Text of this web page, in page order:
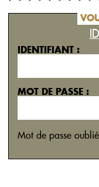
IDENTIFIANT :
MOT DE PASSE :
Mot de passe oublié